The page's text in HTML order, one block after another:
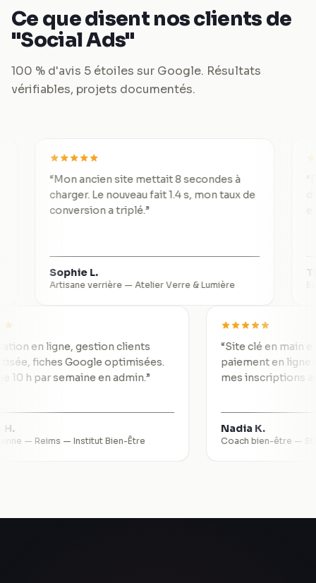
Ce que disent nos clients de
"Social Ads"
100 % d'avis 5 étoiles sur Google. Résultats
vérifiables, projets documentés.
Mon ancien site mettait 8 secondes à
charger. Le nouveau fait 1.4 s, mon taux de
conversion a triplé.”
Sophie L.
Artisane verrière—Atelier Verre & Lumière
Thomas
Réservation en ligne, gestion clients
fiches Google optimisées.
gagne 10 h par semaine en admin.
H.
— Reims—Institut Bien-Être
“Site clé en
paiement
mes
Nadia K.
Coach bien-